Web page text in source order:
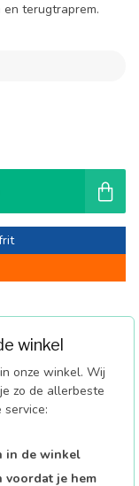
terugtraprem.
winkel
onze winkel. Wij
zo de allerbeste
service:
in de winkel
voordat je hem